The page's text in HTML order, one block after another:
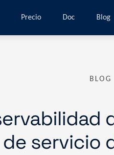
Precio Doc Blog
BLOG
de servicio